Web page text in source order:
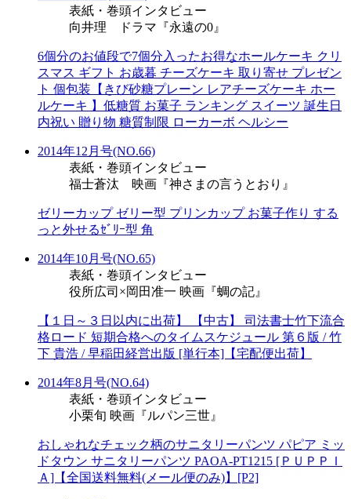
表紙・巻頭インタビュー
向井理 ドラマ『永遠の0』
6個分のお値段で7個分入ったお得なホールケーキ クリ
スマス ギフト お歳暮 チーズケーキ 取り寄せ プレゼン
ト 個包装【きび砂糖プレーン レアチーズケーキ ホー
ルケーキ 】低糖質 お菓子 ランキング スイーツ 誕生日
内祝い 贈り物 糖質制限 ローカーボ ヘルシー
2014年12月号(NO.66)
表紙・巻頭インタビュー
福士蒼汰 映画『神さまの言うとおり』
ゼリーカップ ゼリー型 プリンカップ お菓子作り する
っと外せるｾﾞﾘｰ型 角
2014年10月号(NO.65)
表紙・巻頭インタビュー
役所広司×岡田准一 映画『蜩の記』
【１日～３日以内に出荷】 【中古】 司法書士竹下流合
格ロード 短期合格へのタイムスケジュール 第６版 / 竹
下 貴浩 / 早稲田経営出版 [単行本]【宅配便出荷】
2014年8月号(NO.64)
表紙・巻頭インタビュー
小栗旬 映画『ルパン三世』
おしゃれなチェック柄のサニタリーパンツ パピア ミッ
ドタウン サニタリーパンツ PAOA-PT1215 [ＰＵＰＰＩ
Ａ]【全国送料無料(メール便のみ)】[P2]